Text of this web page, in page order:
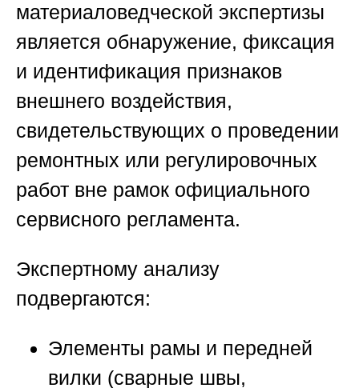
материаловедческой экспертизы
является обнаружение, фиксация
и идентификация признаков
внешнего воздействия,
свидетельствующих о проведении
ремонтных или регулировочных
работ вне рамок официального
сервисного регламента.
Экспертному анализу
подвергаются:
Элементы рамы и передней
вилки (сварные швы,